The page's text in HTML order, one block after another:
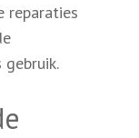
reparaties